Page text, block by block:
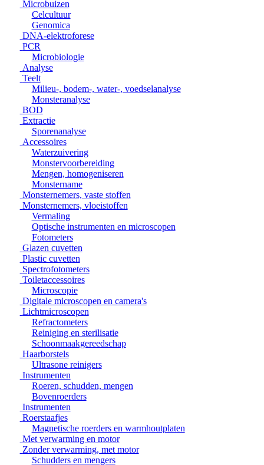
Microbuizen
Celcultuur
Genomica
DNA-elektroforese
PCR
Microbiologie
Analyse
Teelt
Milieu-, bodem-, water-, voedselanalyse
Monsteranalyse
BOD
Extractie
Sporenanalyse
Accessoires
Waterzuivering
Monstervoorbereiding
Mengen, homogeniseren
Monstername
Monsternemers, vaste stoffen
Monsternemers, vloeistoffen
Vermaling
Optische instrumenten en microscopen
Fotometers
Glazen cuvetten
Plastic cuvetten
Spectrofotometers
Toiletaccessoires
Microscopie
Digitale microscopen en camera's
Lichtmicroscopen
Refractometers
Reiniging en sterilisatie
Schoonmaakgereedschap
Haarborstels
Ultrasone reinigers
Instrumenten
Roeren, schudden, mengen
Bovenroerders
Instrumenten
Roerstaafjes
Magnetische roerders en warmhoutplaten
Met verwarming en motor
Zonder verwarming, met motor
Schudders en mengers